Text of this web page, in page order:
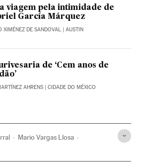
viagem pela intimidade de
García Márquez
XIMÉNEZ DE SANDOVAL | AUSTIN
de ‘Cem anos de
AHRENS | CIDADE DO MÉXICO
Mario Vargas Llosa